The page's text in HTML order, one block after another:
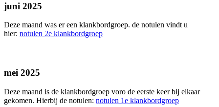
juni 2025
Deze maand was er een klankbordgroep. de notulen vindt u
hier: notulen 2e klankbordgroep
mei 2025
Deze maand is de klankbordgroep voro de eerste keer bij elkaar
gekomen. Hierbij de notulen: notulen 1e klankbordgroep